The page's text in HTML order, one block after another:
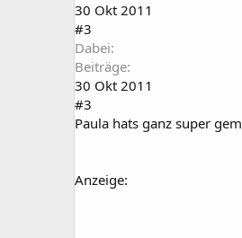
30 Okt 2011
#3
Dabei
Beiträge
30 Okt 2011
#3
Paula hats ganz super
Anzeige: